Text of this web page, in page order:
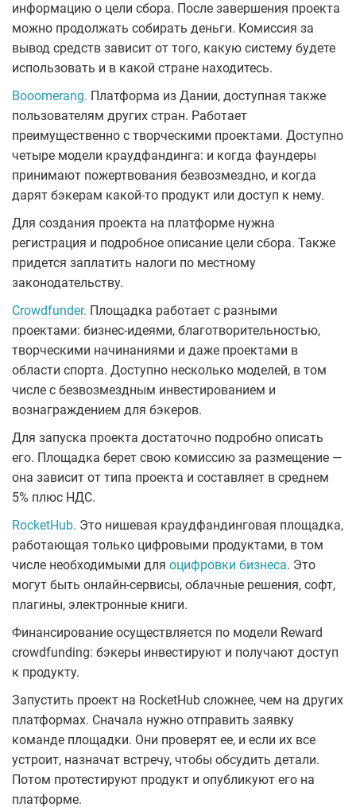
информацию о цели сбора. После завершения проекта
можно продолжать собирать деньги. Комиссия за
вывод средств зависит от того, какую систему будете
использовать и в какой стране находитесь.
Booomerang. Платформа из Дании, доступная также
пользователям других стран. Работает
преимущественно с творческими проектами. Доступно
четыре модели краудфандинга: и когда фаундеры
принимают пожертвования безвозмездно, и когда
дарят бэкерам какой-то продукт или доступ к нему.
Для создания проекта на платформе нужна
регистрация и подробное описание цели сбора. Также
придется заплатить налоги по местному
законодательству.
Crowdfunder. Площадка работает с разными
проектами: бизнес-идеями, благотворительностью,
творческими начинаниями и даже проектами в
области спорта. Доступно несколько моделей, в том
числе с безвозмездным инвестированием и
вознаграждением для бэкеров.
Для запуска проекта достаточно подробно описать
его. Площадка берет свою комиссию за размещение —
она зависит от типа проекта и составляет в среднем
5% плюс НДС.
RocketHub. Это нишевая краудфандинговая площадка,
работающая только цифровыми продуктами, в том
числе необходимыми для оцифровки бизнеса. Это
могут быть онлайн-сервисы, облачные решения, софт,
плагины, электронные книги.
Финансирование осуществляется по модели Reward
crowdfunding: бэкеры инвестируют и получают доступ
к продукту.
Запустить проект на RocketHub сложнее, чем на других
платформах. Сначала нужно отправить заявку
команде площадки. Они проверят ее, и если их все
устроит, назначат встречу, чтобы обсудить детали.
Потом протестируют продукт и опубликуют его на
платформе.